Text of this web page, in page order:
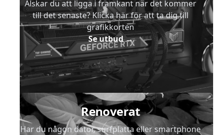
Älskar du att ligga i framkant när det kommer
till det senaste? Klicka här för att ta dig till
grafikkorten
Se utbud→
Renoverat
Har du någon dator, surfplatta eller smartphone